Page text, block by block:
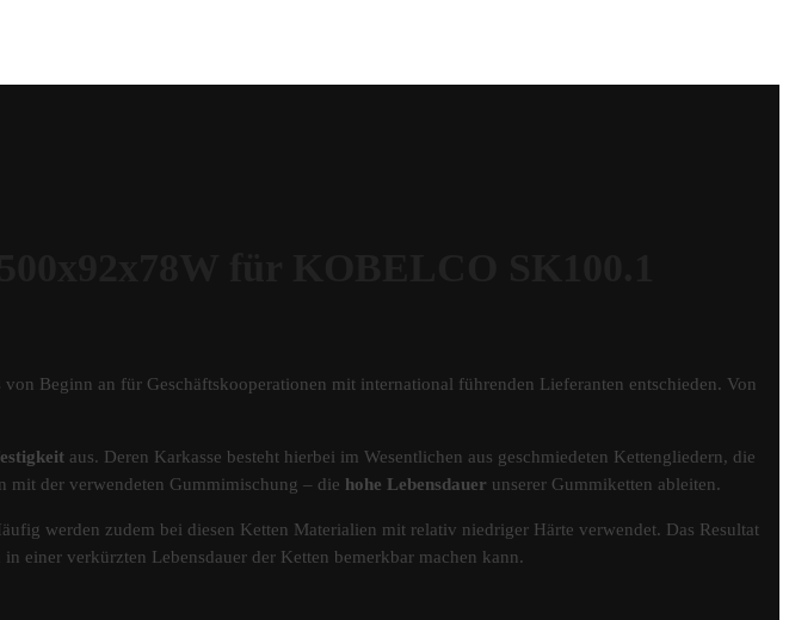
von Beginn an für Geschäftskooperationen mit international führenden Lieferanten entschieden. Von
aus. Deren Karkasse besteht hierbei im Wesentlichen aus geschmiedeten Kettengliedern, die
mit der verwendeten Gummimischung – die hohe Lebensdauer unserer Gummiketten ableiten.
werden zudem bei diesen Ketten Materialien mit relativ niedriger Härte verwendet. Das Resultat
einer verkürzten Lebensdauer der Ketten bemerkbar machen kann.